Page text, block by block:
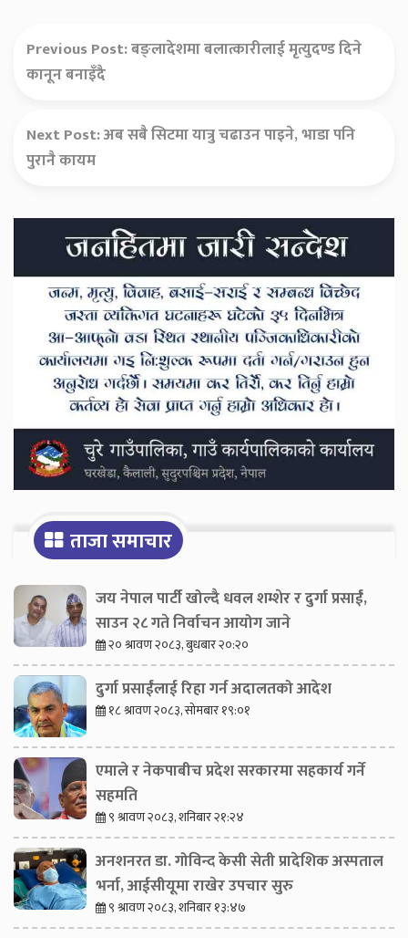
Previous Post:बङ्लादेशमा बलात्कारीलाई मृत्युदण्ड दिने
कानून बनाइँदै
Next Post:अब सबै सिटमा यात्रु चढाउन पाइने, भाडा पनि
पुरानै कायम
Secondary
Sidebar
ताजा समाचार
जय नेपाल पार्टी खोल्दै धवल शम्शेर र दुर्गा प्रसाईं,
साउन २८ गते निर्वाचन आयोग जाने
२० श्रावण २०८३, बुधबार २०:२०
दुर्गा प्रसाईंलाई रिहा गर्न अदालतको आदेश
१८ श्रावण २०८३, सोमबार १९:०१
एमाले र नेकपाबीच प्रदेश सरकारमा सहकार्य गर्ने
सहमति
९ श्रावण २०८३, शनिबार २१:२४
अनशनरत डा. गोविन्द केसी सेती प्रादेशिक अस्पताल
भर्ना, आईसीयूमा राखेर उपचार सुरु
९ श्रावण २०८३, शनिबार १३:४७